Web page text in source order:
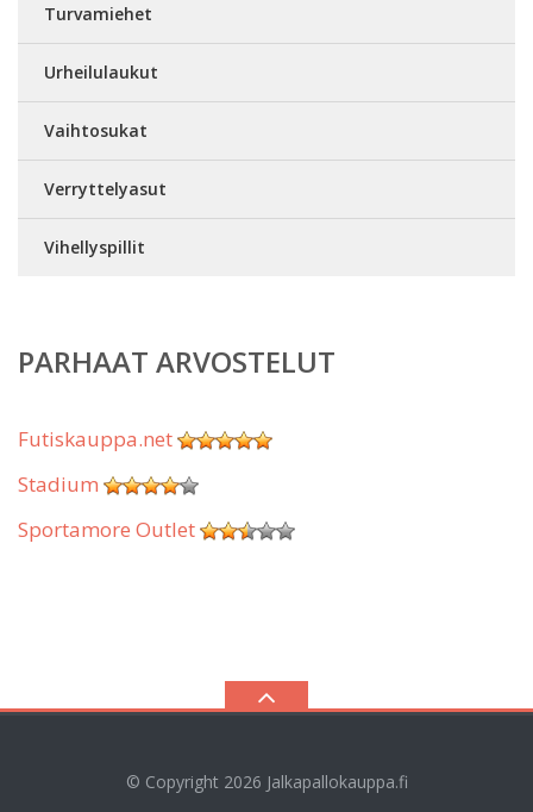
Turvamiehet
Urheilulaukut
Vaihtosukat
Verryttelyasut
Vihellyspillit
PARHAAT ARVOSTELUT
Futiskauppa.net
Stadium
Sportamore Outlet
© Copyright 2026 Jalkapallokauppa.fi